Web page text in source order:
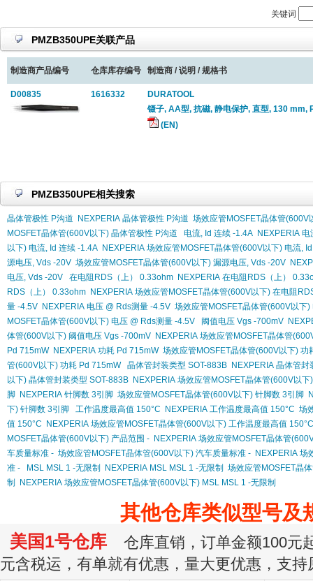
关键词
PMZB350UPE关联产品
制造商产品编号 仓库库存编号 制造商 / 说明 / 规格书
D00835 1616332
DURATOOL
镊子, AA型, 抗磁, 静电保护, 直型, 130 mm,
(EN)
PMZB350UPE相关搜索
晶体管极性 P沟道 NEXPERIA 晶体管极性 P沟道 场效应管MOSFET晶体管(600V
MOSFET晶体管(600V以下) 晶体管极性 P沟道
电流, Id 连续 -1.4A NEXPERIA
以下) 电流, Id 连续 -1.4A NEXPERIA 场效应管MOSFET晶体管(600V以下) 电流,
源电压, Vds -20V 场效应管MOSFET晶体管(600V以下) 漏源电压, Vds -20V
电压, Vds -20V
在电阻RDS（上） 0.33ohm NEXPERIA 在电阻RDS（上）
RDS（上） 0.33ohm NEXPERIA 场效应管MOSFET晶体管(600V以下) 在电阻
量 -4.5V NEXPERIA 电压 @ Rds测量 -4.5V 场效应管MOSFET晶体管(600V以下
MOSFET晶体管(600V以下) 电压 @ Rds测量 -4.5V
阈值电压 Vgs -700mV
体管(600V以下) 阈值电压 Vgs -700mV NEXPERIA 场效应管MOSFET晶体管
Pd 715mW NEXPERIA 功耗 Pd 715mW 场效应管MOSFET晶体管(600V以下) 功
管(600V以下) 功耗 Pd 715mW
晶体管封装类型 SOT-883B NEXPERIA 晶体管封
以下) 晶体管封装类型 SOT-883B NEXPERIA 场效应管MOSFET晶体管(600V以
脚 NEXPERIA 针脚数 3引脚 场效应管MOSFET晶体管(600V以下) 针脚数 3引脚
下) 针脚数 3引脚
工作温度最高值 150°C NEXPERIA 工作温度最高值 150°C 场
值 150°C
NEXPERIA 场效应管MOSFET晶体管(600V以下) 工作温度最高值 150°C
MOSFET晶体管(600V以下) 产品范围 - NEXPERIA 场效应管MOSFET晶体管
车质量标准 - 场效应管MOSFET晶体管(600V以下) 汽车质量标准 - NEXPERIA 场
准 -
MSL MSL 1 -无限制 NEXPERIA MSL MSL 1 -无限制
场效应管MOSFET晶
制
NEXPERIA 场效应管MOSFET晶体管(600V以下) MSL MSL 1 -无限制
其他仓库类似型号及
美国1号仓库 仓库直销，订单金额100元
元含税运，有单就有优惠，量大更优惠，支持